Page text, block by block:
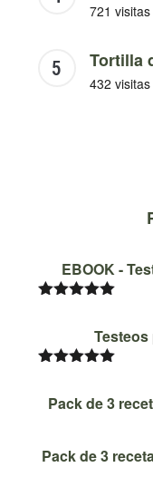
721 visitas
Tortilla
432 visitas
EBOOK -
Testeos
5
Pack de 3
Pack de 3